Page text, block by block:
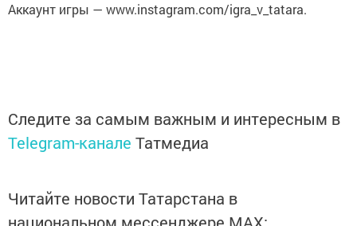
Аккаунт игры — www.instagram.com/igra_v_tatara.
Следите за самым важным и интересным в
Telegram-канале Татмедиа
Читайте новости Татарстана в